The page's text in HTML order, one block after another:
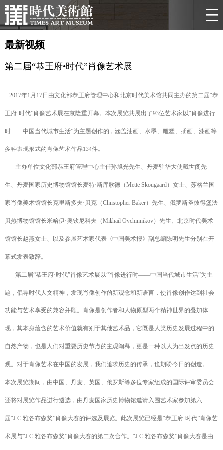
最新视频
第二届“恭王府•时代”肖像艺术展
2017年1月17日由文化部恭王府管理中心和北京时代美术馆共同主办的第二届“恭
王府·时代”肖像艺术展在京隆重开幕。本次展览共展出了93位艺术家以“肖像进行
时——中国当代城市生活”为主题创作的，涵盖油画、水墨、雕塑、插画、漆画等
多种表现形式的肖像艺术作品134件。
主办单位文化部恭王府管理中心主任孙旭光先生、丹麦驻华大使戴世阁先
生、丹麦国家历史博物馆馆长麦特·斯库歌德（Mette Skougaard）女士、苏格兰国
家肖像美术馆馆长克里斯多夫·贝克（Christopher Baker）先生、俄罗斯圣彼得堡法
贝热博物馆馆长米哈伊·奥钦尼科夫（Mikhail Ovchinnikov）先生、北京时代美术
馆馆长赵燕女士、以及参展艺术家代表《中国美术报》副总编陈明先生分别在开
幕式发表致辞。
第二届“恭王府·时代”肖像艺术展以“肖像进行时——中国当代城市生活”为主
题，倡导时代人文精神，发现肖像创作的新观念和新语言，使肖像创作达到社会
功能与艺术享受的兼容并顾。肖像是创作者和人物原型两个精神世界的叠加体
现，其本身蕴含的艺术价值就有别于其他艺术品，它既是人类历史发展过程中的
自然产物，也是人们对重要历史节点的主观阐释，更是一种以人为出发点的历史
观。对于肖像艺术在中国的发展，我们追求历史的传承，也期盼今日的创造。
本次展览期间，由中国、丹麦、英国、俄罗斯等多位专家组成的国际评审委员会
还将对展览作品进行遴选，由丹麦国家历史博物馆邀请入围艺术家参加第六
届“J.C.雅各布森奖”肖像大赛的评选及展览。此次展览已经是“恭王府·时代”肖像艺
术展与“J.C.雅各布森奖”肖像大赛的第二次合作。“J.C.雅各布森奖”肖像大赛是由